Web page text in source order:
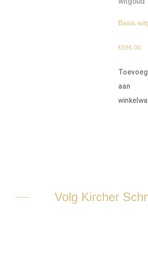
Basis
€666.00
aan
Volg Kircher